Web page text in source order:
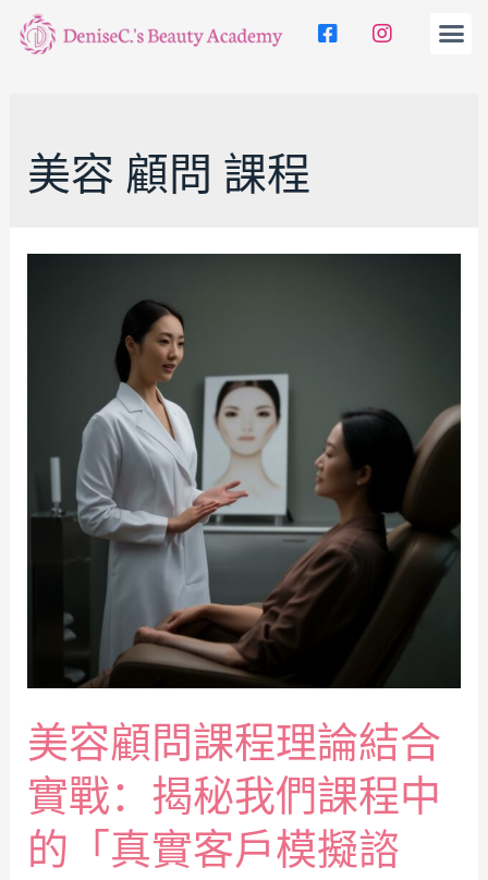
美容 顧問 課程
美容顧問課程理論結合
實戰：揭秘我們課程中
的「真實客戶模擬諮